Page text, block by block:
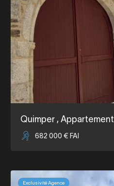
Quimper , Appartement
682 000 € FAI
Exclusivité Agence